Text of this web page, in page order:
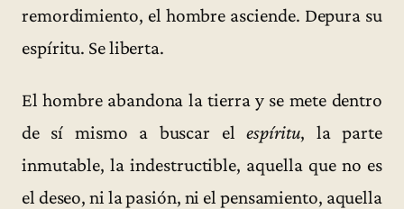
remordimiento, el hombre asciende. Depura su
espíritu. Se liberta.
El hombre abandona la tierra y se mete dentro
de sí mismo a buscar elespíritu, la parte
inmutable, la indestructible, aquella que no es
el deseo, ni la pasión, ni el pensamiento, aquella